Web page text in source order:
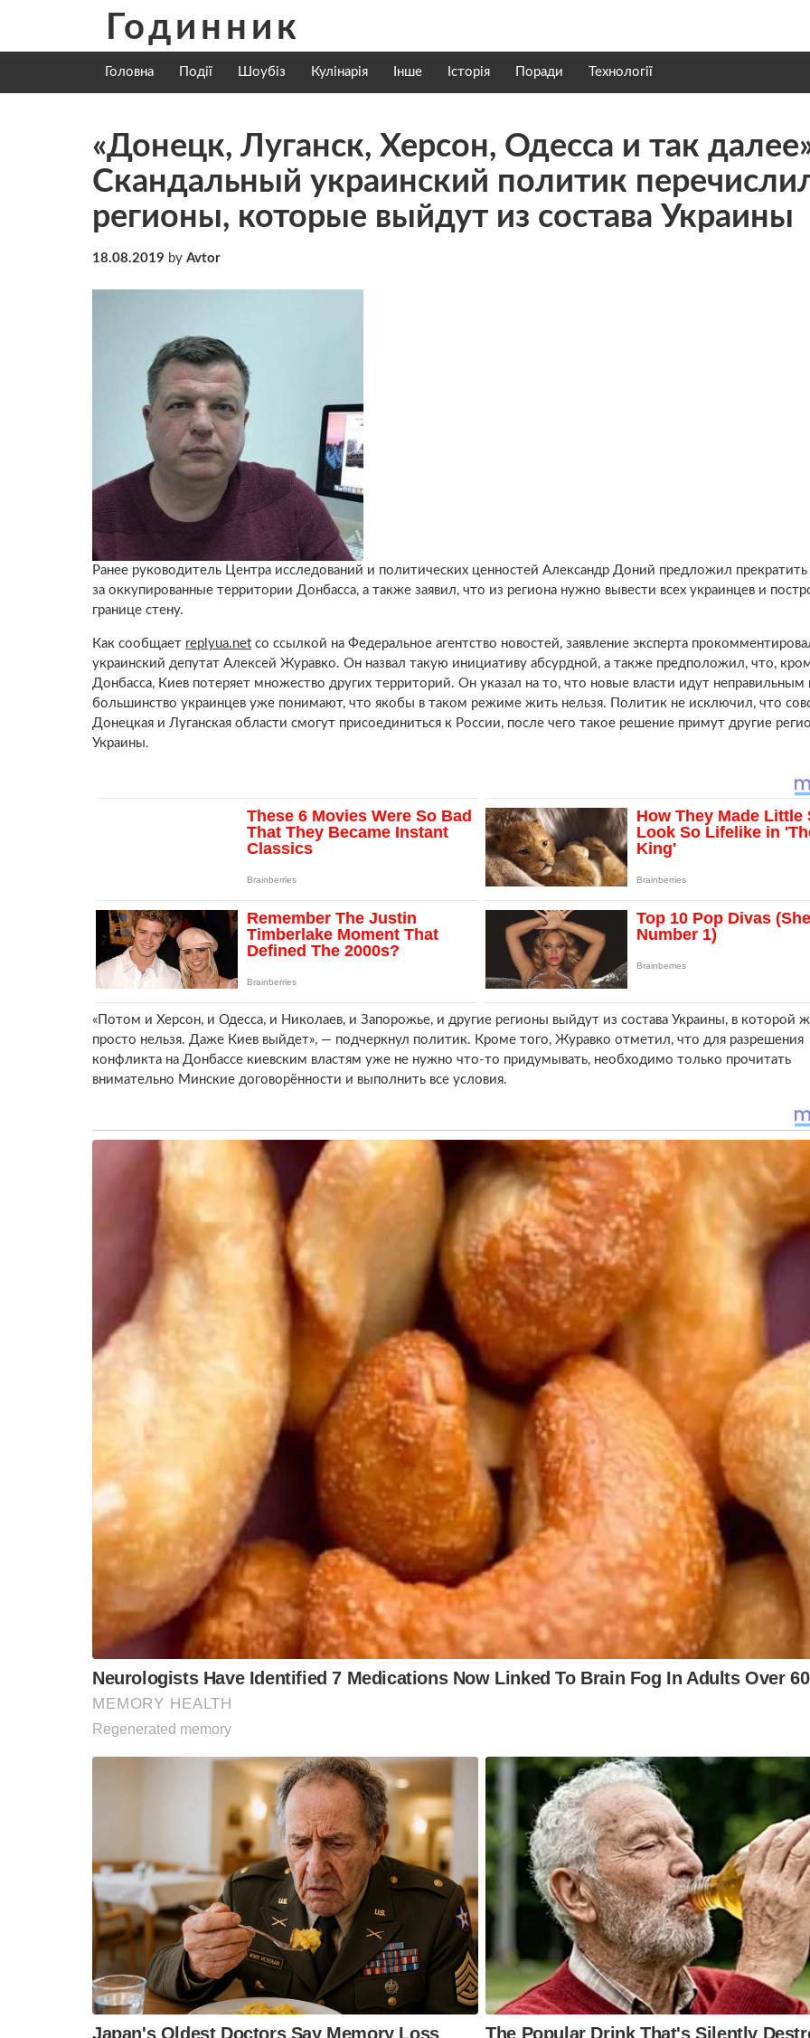
content
Годинник
Головна Події Шоубіз Кулінарія Інше Історія Поради Технології
«Донецк, Луганск, Херсон, Одесса и так
Скандальный украинский политик
регионы, которые выйдут из состава Украины
18.08.2019 by Avtor
Ранее руководитель Центра исследований и политических ценностей Александр Доний предложил прекратить
за оккупированные территории Донбасса, а также заявил, что из региона нужно вывести всех украинцев и
границе стену.
Как сообщает replyua.net со ссылкой на Федеральное агентство новостей, заявление эксперта
украинский депутат Алексей Журавко. Он назвал такую инициативу абсурдной, а также предположил, что,
Донбасса, Киев потеряет множество других территорий. Он указал на то, что новые власти идут неправильным
большинство украинцев уже понимают, что якобы в таком режиме жить нельзя. Политик не исключил, что
Донецкая и Луганская области смогут присоединиться к России, после чего такое решение примут другие
Украины.
«Потом и Херсон, и Одесса, и Николаев, и Запорожье, и другие регионы выйдут из состава Украины, в которой
просто нельзя. Даже Киев выйдет», — подчеркнул политик. Кроме того, Журавко отметил, что для разрешения
конфликта на Донбассе киевским властям уже не нужно что-то придумывать, необходимо только прочитать
внимательно Минские договорённости и выполнить все условия.